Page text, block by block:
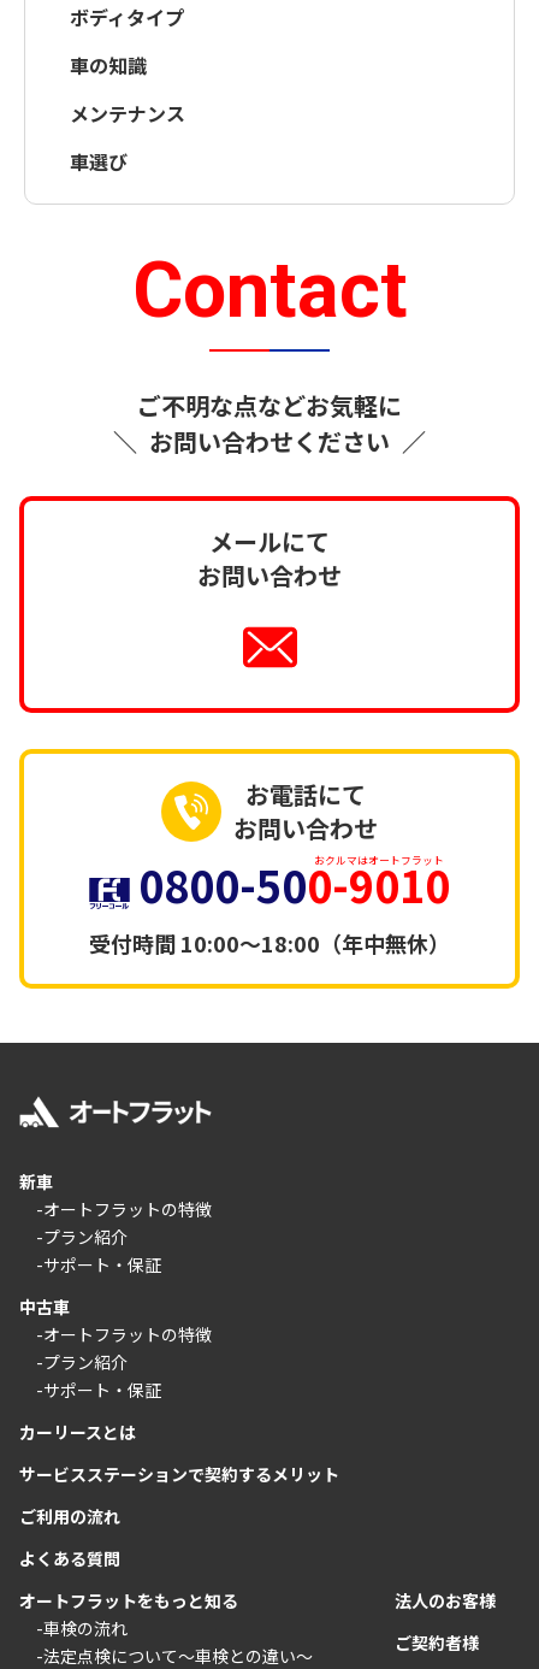
ボディタイプ
車の知識
メンテナンス
車選び
Contact
＼
ご不明な点などお気軽に
お問い合わせください ／
メールにて
お問い合わせ
お電話にて
お問い合わせ
0800-500-9010
おクルマはオートフラット
受付時間10:00～18:00（年中無休）
新車
-オートフラットの特徴
-プラン紹介
-サポート・保証
中古車
-オートフラットの特徴
-プラン紹介
-サポート・保証
カーリースとは
サービスステーションで契約するメリット
ご利用の流れ
よくある質問
オートフラットをもっと知る
-車検の流れ
-法定点検について〜車検との違い〜
法人のお客様
ご契約者様